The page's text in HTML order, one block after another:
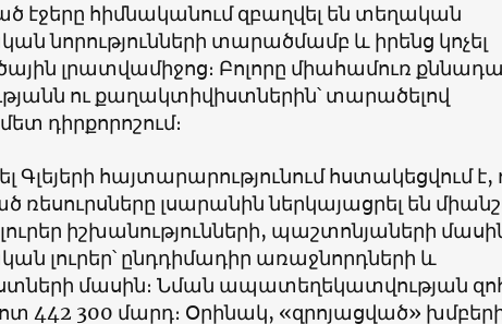
էջերը հիմնականում զբաղվել են տեղական
նորությունների տարածմամբ և իրենց կոչել
լրատվամիջոց։ Բոլորը միահամուռ
ու քաղակտիվիստներին՝ տարածելով
դիրքորոշում։
Գլեյերի հայտարարությունում հստակեցվում է,
ռեսուրսները լսարանին ներկայացրել են
իշխանությունների, պաշտոնյաների
լուրեր՝ ընդդիմադիր առաջնորդների և
մասին։ Նման ապատեղեկատվության
442 300 մարդ։ Օրինակ, «զրոյացված»